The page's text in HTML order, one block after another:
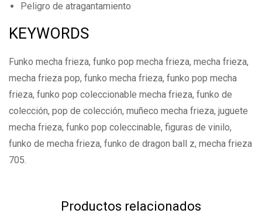
Peligro de atragantamiento
KEYWORDS
Funko mecha frieza, funko pop mecha frieza, mecha frieza,
mecha frieza pop, funko mecha frieza, funko pop mecha
frieza, funko pop coleccionable mecha frieza, funko de
colección, pop de colección, muñeco mecha frieza, juguete
mecha frieza, funko pop coleccinable, figuras de vinilo,
funko de mecha frieza, funko de dragon ball z, mecha frieza
705.
Productos relacionados